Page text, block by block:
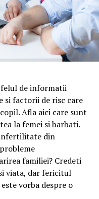
de informatii
si factorii de risc care
Afla aici care sunt
la femei si barbati.
din
familiei? Credeti
viata, dar fericitul
vorba despre o